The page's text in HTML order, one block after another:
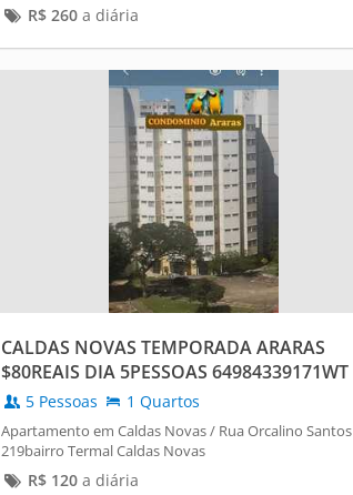
R$ 260a diária
CALDAS NOVAS TEMPORADA ARARAS
$80REAIS DIA 5PESSOAS 64984339171WT
5 Pessoas 1 Quartos
Apartamento em Caldas Novas / Rua Orcalino Santos
219bairro Termal Caldas Novas
R$ 120a diária